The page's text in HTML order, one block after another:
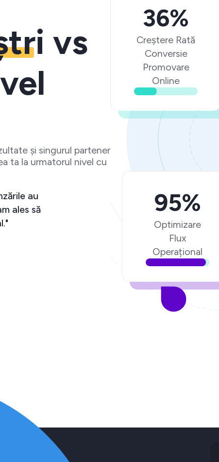
vs
și singurul partener
ta la urmatorul nivel cu
vânzările au
am ales să
36%
Creștere Rată
Conversie
Promovare
Online
95%
Optimizare
Flux
Operațional